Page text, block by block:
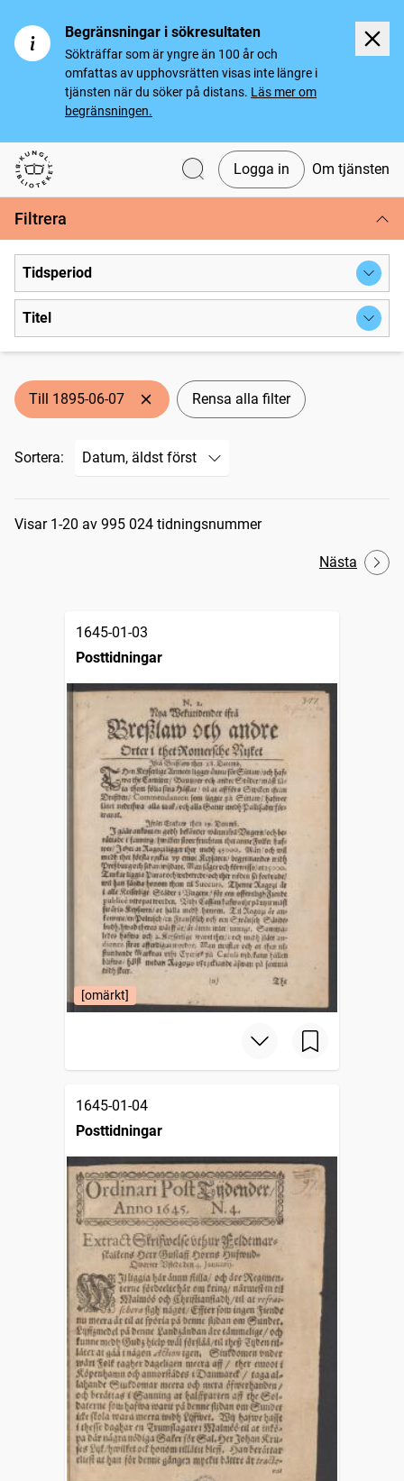
Begränsningar i sökresultaten
Sökträffar som är yngre än 100 år och
omfattas av upphovsrätten visas inte längre i
tjänsten när du söker på distans. Läs mer om
begränsningen.
Svenska tidningar
Logga in Om tjänsten
Filtrera
Tidsperiod
Titel
Till 1895-06-07 Rensa alla filter
Sortera:
Sökresultat
Visar 1-20 av 995 024 tidningsnummer
Nästa
1645-01-03
Posttidningar
[omärkt]
1645-01-04
Posttidningar